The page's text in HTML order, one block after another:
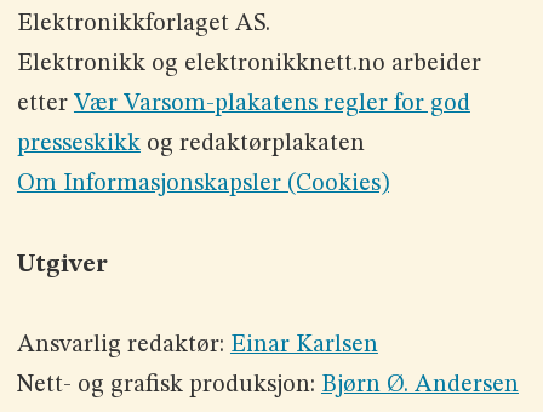
Elektronikkforlaget AS.
Elektronikk og elektronikknett.no arbeider
etter Vær Varsom-plakatens regler for god
presseskikkog redaktørplakaten
Om Informasjonskapsler (Cookies)
Utgiver
Ansvarlig redaktør: Einar Karlsen
Nett- og grafisk produksjon: Bjørn Ø. Andersen